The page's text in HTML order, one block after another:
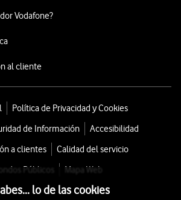
Vodafone?
al cliente
Política de Privacidad y Cookies
de Información
Accesibilidad
a clientes
Calidad del servicio
Públicos
Mapa Web
lo de las cookies